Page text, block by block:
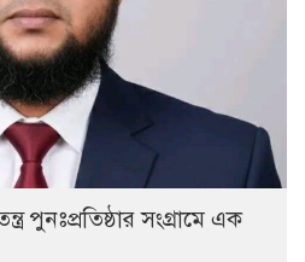
পুনঃপ্রতিষ্ঠার সংগ্রামে এক